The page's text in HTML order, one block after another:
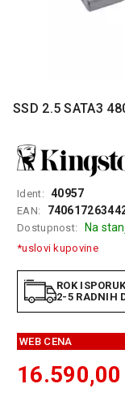
RAČUNARSKE
RAČUNARSKE
PERIFERIJE
GAMING
EELEKTRO
ZAŠTITA
SOLARNI
SISTEMI
OPREMA
ŠTAMPAČI,
SSD 2.5 SATA3
Ident: 40957
EAN:
Dostupnost: Na
*uslovi kupovine
ROK
2-5 RADNIH
WEB CENA
16.590,00